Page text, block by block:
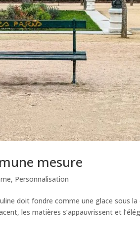
mesure
, Personnalisation
doit fondre comme une glace sous la
les matières s’appauvrissent et